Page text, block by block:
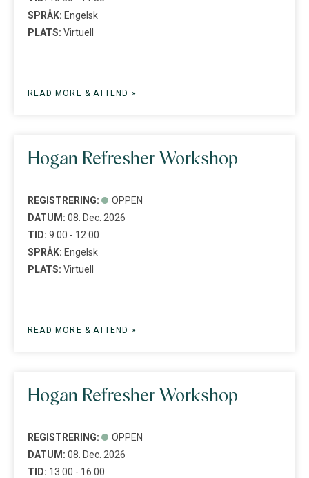
SPRÅK: Engelsk
PLATS: Virtuell
READ MORE & ATTEND »
Hogan Refresher Workshop
REGISTRERING:
ÖPPEN
DATUM: 08. Dec. 2026
TID: 9:00 - 12:00
SPRÅK: Engelsk
PLATS: Virtuell
READ MORE & ATTEND »
Hogan Refresher Workshop
REGISTRERING:
ÖPPEN
DATUM: 08. Dec. 2026
TID: 13:00 - 16:00